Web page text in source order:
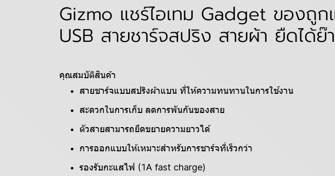
Gizmo แชร์ไอเทม Gadget ของถู
USB สายชาร์จสปริง สายผ้า ยืดได้ย๊
คุณสมบัติสินค้า
สายชาร์จแบบสปริงผ้าแบน ที่ให้ความทนทานในการใช้งาน
สะดวกในการเก็บ ลดการพันกันของสาย
ตัวสายสามารถยืดขยายความยาวได้
การออกแบบให้เหมาะสำหรับการชาร์จที่เร็วกว่า
รองรับกะแสไฟ (1A fast charge)